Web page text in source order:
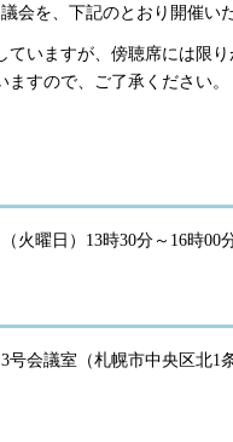
会を、下記のとおり開催い
ていますが、傍聴席には限
ますので、ご了承ください。
火曜日）13時30分～16時00
号会議室（札幌市中央区北1